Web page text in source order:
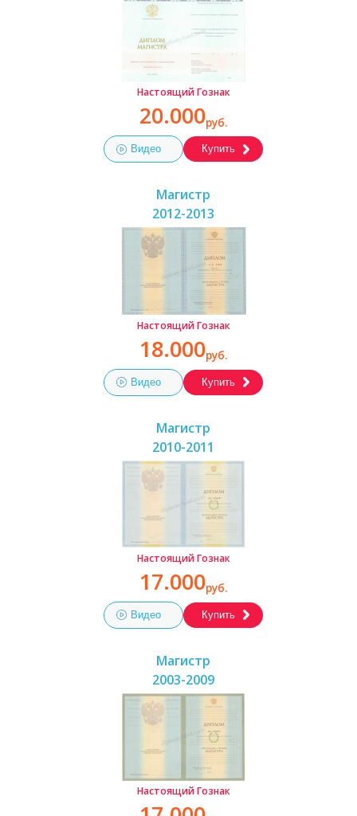
Настоящий Гознак
20.000руб.
Видео Купить
Магистр
2012-2013
Настоящий Гознак
18.000руб.
Видео Купить
Магистр
2010-2011
Настоящий Гознак
17.000руб.
Видео Купить
Магистр
2003-2009
Настоящий Гознак